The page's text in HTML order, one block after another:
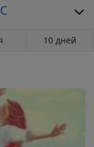
10 дней